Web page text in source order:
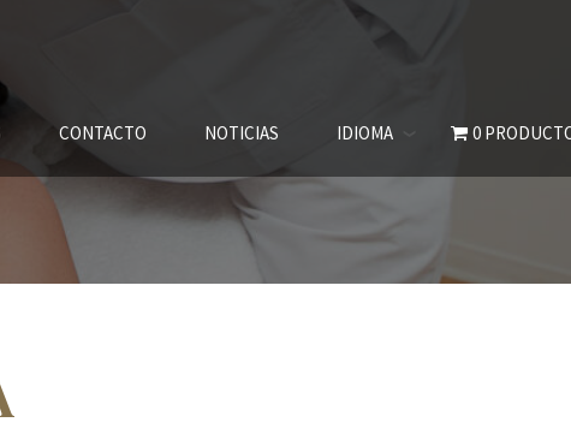
CONTACTO NOTICIAS IDIOMA 0